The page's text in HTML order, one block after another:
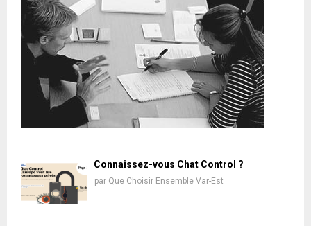
Connaissez-vous Chat Control ?
par Que Choisir Ensemble Var-Est